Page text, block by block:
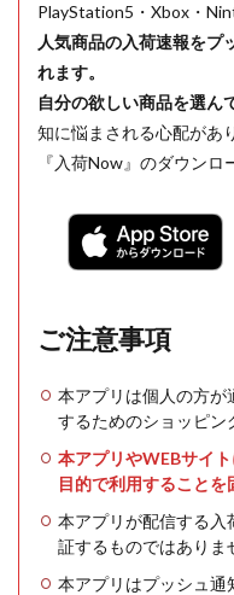
PlayStation5・Xbox・
人気商品の入荷速報をプ
れます。
自分の欲しい商品を選ん
知に悩まされる心配があ
『入荷Now』のダウンロ
ご注意事項
本アプリは個人の方が
するためのショッピン
本アプリやWEBサイ
目的で利用することを
本アプリが配信する入
証するものではありま
本アプリはプッシュ通